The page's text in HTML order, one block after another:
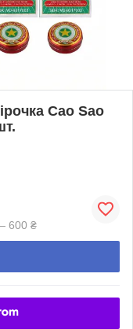
Cao Sao
600 ₴